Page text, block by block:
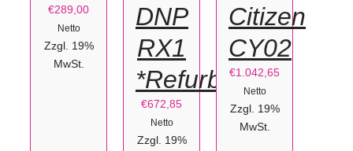
€289,00
Netto
Zzgl. 19%
MwSt.
DNP
RX1
*Refurbished*
€672,85
Netto
Zzgl. 19%
Citizen
CY02
€1.042,65
Netto
Zzgl. 19%
MwSt.